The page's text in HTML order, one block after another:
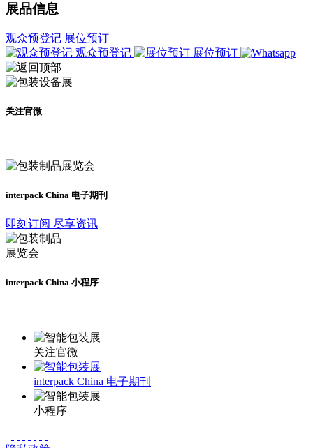
展品信息
观众预登记 展位预订
观众预登记
展位预订
关注官微
interpack China 电子期刊
即刻订阅 尽享资讯
interpack China 小程序
关注官微
interpack China 电子期刊
小程序